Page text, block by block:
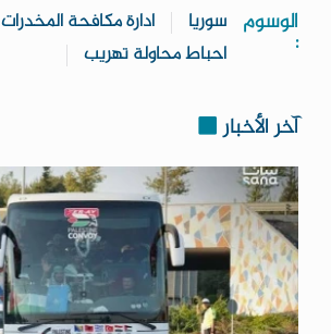
الوسوم
:
سوريا
ادارة مكافحة المخدرات
احباط محاولة تهريب
آخر الأخبار